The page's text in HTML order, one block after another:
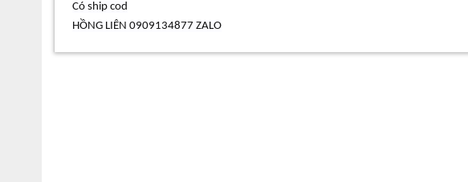
Có ship cod
HỒNG LIÊN 0909134877 ZALO